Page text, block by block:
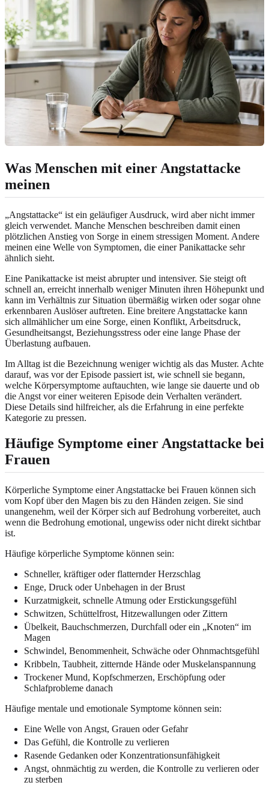
Was Menschen mit einer Angstattacke
meinen
„Angstattacke“ ist ein geläufiger Ausdruck, wird aber nicht immer
gleich verwendet. Manche Menschen beschreiben damit einen
plötzlichen Anstieg von Sorge in einem stressigen Moment. Andere
meinen eine Welle von Symptomen, die einer Panikattacke sehr
ähnlich sieht.
Eine Panikattacke ist meist abrupter und intensiver. Sie steigt oft
schnell an, erreicht innerhalb weniger Minuten ihren Höhepunkt und
kann im Verhältnis zur Situation übermäßig wirken oder sogar ohne
erkennbaren Auslöser auftreten. Eine breitere Angstattacke kann
sich allmählicher um eine Sorge, einen Konflikt, Arbeitsdruck,
Gesundheitsangst, Beziehungsstress oder eine lange Phase der
Überlastung aufbauen.
Im Alltag ist die Bezeichnung weniger wichtig als das Muster. Achte
darauf, was vor der Episode passiert ist, wie schnell sie begann,
welche Körpersymptome auftauchten, wie lange sie dauerte und ob
die Angst vor einer weiteren Episode dein Verhalten verändert.
Diese Details sind hilfreicher, als die Erfahrung in eine perfekte
Kategorie zu pressen.
Häufige Symptome einer Angstattacke bei
Frauen
Körperliche Symptome einer Angstattacke bei Frauen können sich
vom Kopf über den Magen bis zu den Händen zeigen. Sie sind
unangenehm, weil der Körper sich auf Bedrohung vorbereitet, auch
wenn die Bedrohung emotional, ungewiss oder nicht direkt sichtbar
ist.
Häufige körperliche Symptome können sein:
Schneller, kräftiger oder flatternder Herzschlag
Enge, Druck oder Unbehagen in der Brust
Kurzatmigkeit, schnelle Atmung oder Erstickungsgefühl
Schwitzen, Schüttelfrost, Hitzewallungen oder Zittern
Übelkeit, Bauchschmerzen, Durchfall oder ein „Knoten“ im
Magen
Schwindel, Benommenheit, Schwäche oder Ohnmachtsgefühl
Kribbeln, Taubheit, zitternde Hände oder Muskelanspannung
Trockener Mund, Kopfschmerzen, Erschöpfung oder
Schlafprobleme danach
Häufige mentale und emotionale Symptome können sein:
Eine Welle von Angst, Grauen oder Gefahr
Das Gefühl, die Kontrolle zu verlieren
Rasende Gedanken oder Konzentrationsunfähigkeit
Angst, ohnmächtig zu werden, die Kontrolle zu verlieren oder
zu sterben